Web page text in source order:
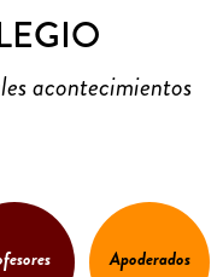
acontecimientos
Apoderados